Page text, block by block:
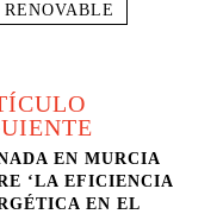
RENOVABLE
EN MURCIA
‘LA EFICIENCIA
EN EL